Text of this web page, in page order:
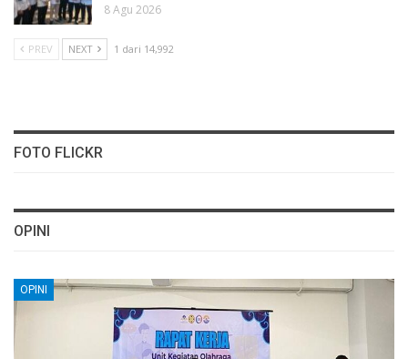
8 Agu 2026
PREV NEXT 1 dari 14,992
FOTO FLICKR
OPINI
OPINI